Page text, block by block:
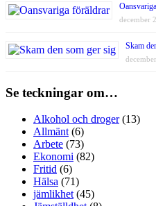
december
Skam
Se teckningar om…
Alkohol och droger(13)
Allmänt (6)
Arbete (73)
Ekonomi (82)
Fritid (6)
Hälsa (71)
jämlikhet (45)